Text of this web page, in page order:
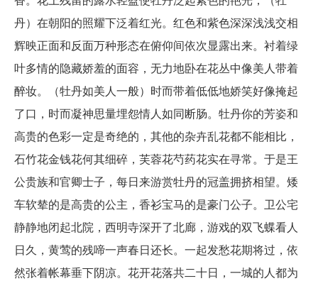
丹）在朝阳的照耀下泛着红光。红色和紫色深深浅浅交相
辉映正面和反面万种形态在俯仰间依次显露出来。衬着绿
叶多情的隐藏娇羞的面容，无力地卧在花丛中像美人带着
醉妆。（牡丹如美人一般）时而带着低低地娇笑好像掩起
了口，时而凝神思量埋怨情人如同断肠。牡丹你的芳姿和
高贵的色彩一定是奇绝的，其他的杂卉乱花都不能相比，
石竹花金钱花何其细碎，芙蓉花芍药花实在寻常。于是王
公贵族和官卿士子，每日来游赏牡丹的冠盖拥挤相望。矮
车软辇的是高贵的公主，香衫宝马的是豪门公子。卫公宅
静静地闭起北院，西明寺深开了北廊，游戏的双飞蝶看人
日久，黄莺的残啼一声春日还长。一起发愁花期将过，依
然张着帐幕垂下阴凉。花开花落共二十日，一城的人都为